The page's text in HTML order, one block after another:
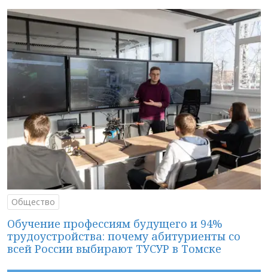
Общество
Обучение профессиям будущего и 94%
трудоустройства: почему абитуриенты со
всей России выбирают ТУСУР в Томске